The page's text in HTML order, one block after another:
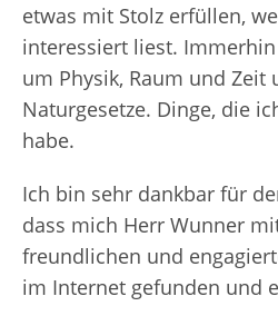
etwas mit Stolz erfüllen,
interessiert liest.
um Physik, Raum und Zeit
Naturgesetze. Dinge, die
habe.
Ich bin sehr dankbar für
dass mich Herr Wunner
freundlichen und
im Internet gefunden und